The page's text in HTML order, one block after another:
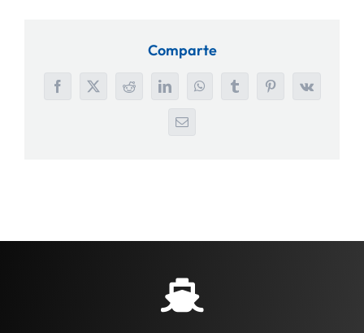
Comparte
Facebook
X RedditLinkedInWhatsAppTumblrPinterest
Vk
Correo